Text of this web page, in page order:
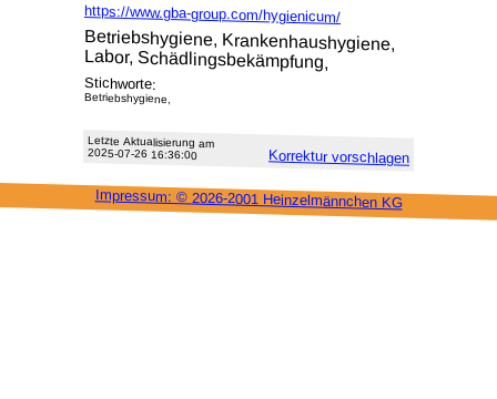
https://www.gba-group.com/hygienicum/
Betriebshygiene, Krankenhaushygiene,
Labor, Schädlingsbekämpfung,
Stichworte:
Betriebshygiene,
Letzte Aktu­alisie­rung am
2025-07-26 16:36:00 Korrektur vor­schlagen
Impressum: © 2026-2001 Heinzel­männchen KG